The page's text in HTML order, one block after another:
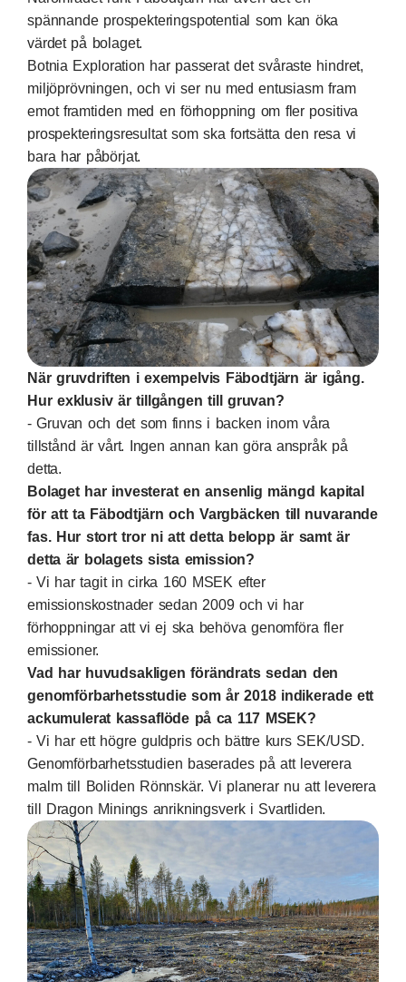
spännande prospekteringspotential som kan öka
värdet på bolaget.
Botnia Exploration har passerat det svåraste hindret,
miljöprövningen, och vi ser nu med entusiasm fram
emot framtiden med en förhoppning om fler positiva
prospekteringsresultat som ska fortsätta den resa vi
bara har påbörjat.
När gruvdriften i exempelvis Fäbodtjärn är igång.
Hur exklusiv är tillgången till gruvan?
- Gruvan och det som finns i backen inom våra
tillstånd är vårt. Ingen annan kan göra anspråk på
detta.
Bolaget har investerat en ansenlig mängd kapital
för att ta Fäbodtjärn och Vargbäcken till nuvarande
fas. Hur stort tror ni att detta belopp är samt är
detta är bolagets sista emission?
- Vi har tagit in cirka 160 MSEK efter
emissionskostnader sedan 2009 och vi har
förhoppningar att vi ej ska behöva genomföra fler
emissioner.
Vad har huvudsakligen förändrats sedan den
genomförbarhetsstudie som år 2018 indikerade ett
ackumulerat kassaflöde på ca 117 MSEK?
- Vi har ett högre guldpris och bättre kurs SEK/USD.
Genomförbarhetsstudien baserades på att leverera
malm till Boliden Rönnskär. Vi planerar nu att leverera
till Dragon Minings anrikningsverk i Svartliden.